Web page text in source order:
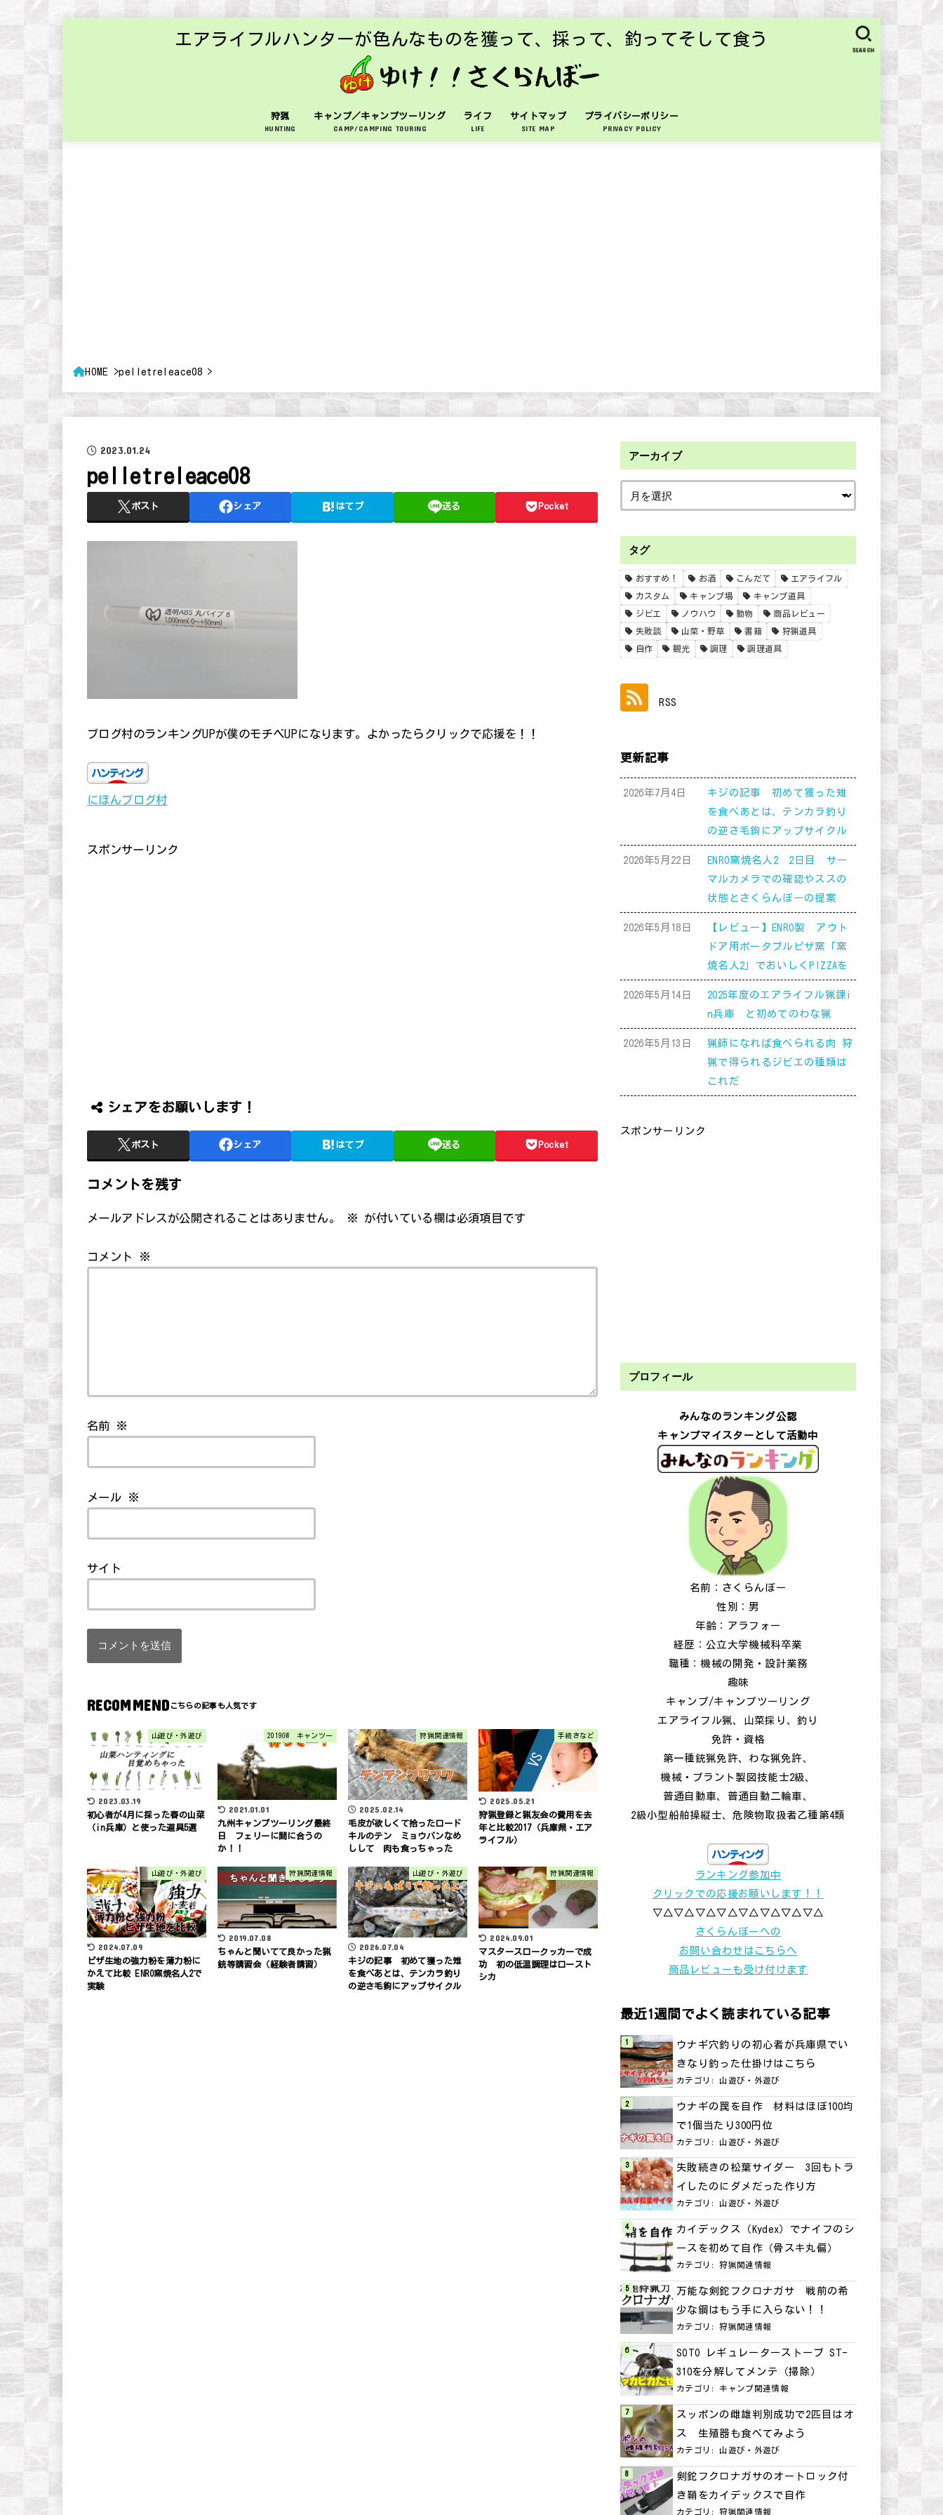
エアライフルハンターが色んなものを獲って、採って、釣ってそして食う
狩猟
HUNTING
キャンプ／キャンプツーリング
CAMP/CAMPING TOURING
ライフ
LIFE
サイトマップ
SITE MAP
プライバシーポリシー
PRIVACY POLICY
SEARCH
HOME pelletreleace08
2023.01.24
pelletreleace08
ポスト シェア はてブ 送る Pocket
ブログ村のランキングUPが僕のモチベUPになります。よかったらクリックで応援を！！
にほんブログ村
スポンサーリンク
シェアをお願いします！
ポスト シェア はてブ 送る Pocket
コメントを残す
メールアドレスが公開されることはありません。 ※ が付いている欄は必須項目です
コメント ※
名前 ※
メール ※
サイト
RECOMMEND
山遊び・外遊び
2023.03.19
初心者が4月に採った春の山菜
（in兵庫）と使った道具5選
2019GW キャンツー
2021.01.01
九州キャンプツーリング最終
日 フェリーに間に合うの
か！！
狩猟関連情報
2025.02.14
毛皮が欲しくて拾ったロード
キルのテン ミョウバンなめ
しして 肉も食っちゃった
手続きなど
2025.05.21
狩猟登録と猟友会の費用を去
年と比較2017（兵庫県・エア
ライフル）
山遊び・外遊び
2024.07.09
ピザ生地の強力粉を薄力粉に
かえて比較 ENRO窯焼名人2で
実験
狩猟関連情報
2019.07.08
ちゃんと聞いてて良かった猟
銃等講習会（経験者講習）
山遊び・外遊び
2026.07.04
キジの記事 初めて獲った雉
を食べあとは、テンカラ釣り
の逆さ毛鉤にアップサイクル
狩猟関連情報
2024.09.01
マスタースロークッカーで成
功 初の低温調理はロースト
シカ
アーカイブ
タグ
おすすめ！ お酒 こんだて エアライフル
カスタム キャンプ場 キャンプ道具
ジビエ ノウハウ 動物 商品レビュー
失敗談 山菜・野草 書籍 狩猟道具
自作 観光 調理 調理道具
RSS
更新記事
2026年7月4日
キジの記事 初めて獲った雉
を食べあとは、テンカラ釣り
の逆さ毛鉤にアップサイクル
2026年5月22日
ENRO窯焼名人2 2日目 サー
マルカメラでの確認やススの
状態とさくらんぼーの提案
2026年5月18日
【レビュー】ENRO製 アウト
ドア用ポータブルピザ窯「窯
焼名人2」でおいしくPIZZAを
2026年5月14日
2025年度のエアライフル猟課i
n兵庫 と初めてのわな猟
2026年5月13日
猟師になれば食べられる肉 狩
猟で得られるジビエの種類は
これだ
スポンサーリンク
プロフィール
みんなのランキング公認
キャンプマイスターとして活動中
名前：さくらんぼー
性別：男
年齢：アラフォー
経歴：公立大学機械科卒業
職種：機械の開発・設計業務
趣味
キャンプ/キャンプツーリング
エアライフル猟、山菜採り、釣り
免許・資格
第一種銃猟免許、わな猟免許、
機械・プラント製図技能士2級、
普通自動車、普通自動二輪車、
2級小型船舶操縦士、危険物取扱者乙種第4類
ランキング参加中
クリックでの応援お願いします！！
▽△▽△▽△▽△▽△▽△▽△▽△
さくらんぼーへの
お問い合わせはこちらへ
商品レビューも受け付けます
最近1週間でよく読まれている記事
ウナギ穴釣りの初心者が兵庫県でい
きなり釣った仕掛けはこちら
カテゴリ: 山遊び・外遊び
ウナギの罠を自作 材料はほぼ100均
で1個当たり300円位
カテゴリ: 山遊び・外遊び
失敗続きの松葉サイダー 3回もトラ
イしたのにダメだった作り方
カテゴリ: 山遊び・外遊び
カイデックス（Kydex）でナイフのシ
ースを初めて自作（骨スキ丸偏）
カテゴリ:狩猟関連情報
万能な剣鉈フクロナガサ 戦前の希
少な鋼はもう手に入らない！！
カテゴリ:狩猟関連情報
SOTO レギュレーターストーブ ST-
310を分解してメンテ（掃除）
カテゴリ:キャンプ関連情報
スッポンの雌雄判別成功で2匹目はオ
ス 生殖器も食べてみよう
カテゴリ: 山遊び・外遊び
剣鉈フクロナガサのオートロック付
き鞘をカイデックスで自作
カテゴリ:狩猟関連情報